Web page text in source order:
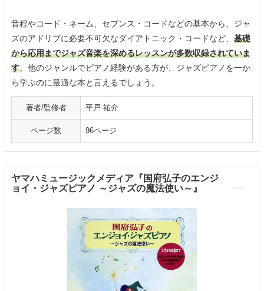
音程やコード・ネーム、セブンス・コードなどの基本から、ジャ
ズのアドリブに必要不可欠なダイアトニック・コードなど、 基礎
から応用までジャズ音楽を深めるレッスンが多数収録されていま
す。他のジャンルでピアノ経験がある方が、ジャズピアノを一か
ら学ぶのに最適な本と言えるでしょう。
著者/監修者 平戸 祐介
ページ数 96ページ
ヤマハミュージックメディア『国府弘子のエンジ
ョイ・ジャズピアノ ～ジャズの魔法使い～』